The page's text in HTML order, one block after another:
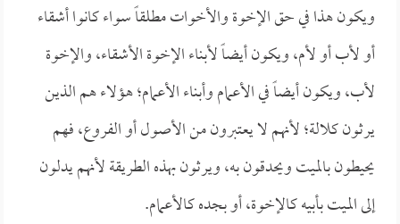
ويكون هذا في حق الإخوة والأخوات مطلقاً سواء كانوا أشقاء
أو لأب أو لأم، ويكون أيضاً لأبناء الإخوة الأشقاء، والإخوة
لأب، ويكون أيضاً في الأعمام وأبناء الأعمام؛ هؤلاء هم الذين
يرثون كلالة؛ لأنهم لا يعتبرون من الأصول أو الفروع، فهم
يحيطون بالميت ويحدقون به، ويرثون بهذه الطريقة لأنهم يدلون
إلى الميت بأبيه كالإخوة، أو بجده كالأعمام.